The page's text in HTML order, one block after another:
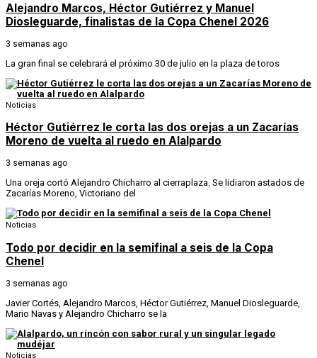
Alejandro Marcos, Héctor Gutiérrez y Manuel
Diosleguarde, finalistas de la Copa Chenel 2026
3 semanas ago
La gran final se celebrará el próximo 30 de julio en la plaza de toros
Noticias
Héctor Gutiérrez le corta las dos orejas a un Zacarías
Moreno de vuelta al ruedo en Alalpardo
3 semanas ago
Una oreja cortó Alejandro Chicharro al cierraplaza. Se lidiaron astados de
Zacarías Moreno, Victoriano del
Noticias
Todo por decidir en la semifinal a seis de la Copa
Chenel
3 semanas ago
Javier Cortés, Alejandro Marcos, Héctor Gutiérrez, Manuel Diosleguarde,
Mario Navas y Alejandro Chicharro se la
Noticias